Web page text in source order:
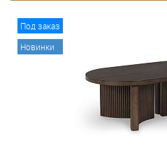
Под заказ
Новинки